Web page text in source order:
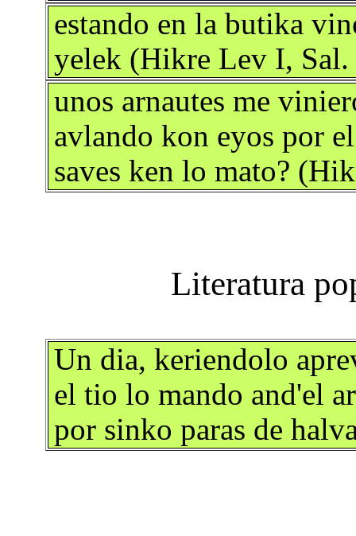
estando en la butika
yelek (Hikre Lev I, Sal.
unos arnautes me
avlando kon eyos por
saves ken lo mato?
Un dia, keriendolo
el tio lo mando and'el
por sinko paras de